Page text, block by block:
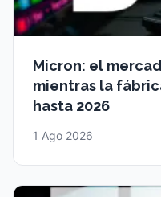
Micron: el
mientras la
hasta 2026
1 Ago 2026